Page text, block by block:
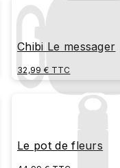
Chibi Le messager
32,99 € TTC
Le pot de fleurs